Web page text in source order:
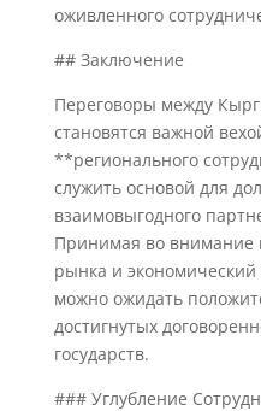
оживленного
## Заключение
Переговоры между
становятся важной
**регионального
служить основой для
взаимовыгодного
Принимая во внимание
рынка и
можно ожидать
достигнутых
государств.
### Углубление